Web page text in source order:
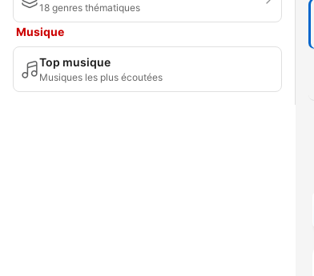
18 genres thématiques
Musique
Top musique
Musiques les plus écoutées